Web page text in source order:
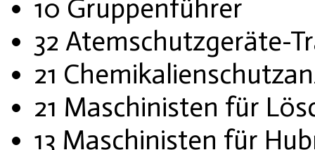
10 Gruppenführer
32 Atemschutzgeräte-
21
21 Maschinisten für
13 Maschinisten für